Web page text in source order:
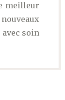
meilleur
soin